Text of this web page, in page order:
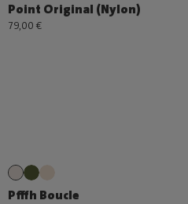
Point Original (Nylon)
79,00 €
Pfffh Boucle